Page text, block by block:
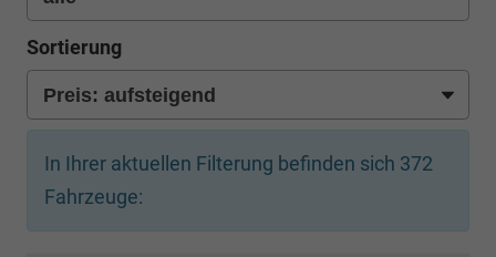
Sortierung
In Ihrer aktuellen Filterung befinden sich 372
Fahrzeuge: